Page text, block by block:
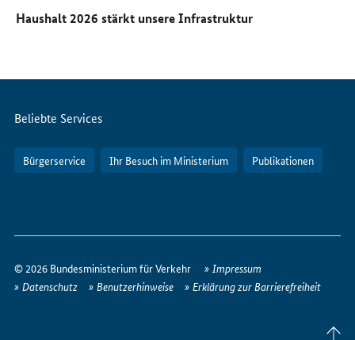
Haushalt 2026 stärkt unsere Infrastruktur
Servicemenü
Beliebte Services
Bürgerservice Ihr Besuch im Ministerium Publikationen
erreichen
Sie
© 2026 Bundesministerium für Verkehr
Impressum
Datenschutz
Benutzerhinweise Erklärung zur Barrierefreiheit